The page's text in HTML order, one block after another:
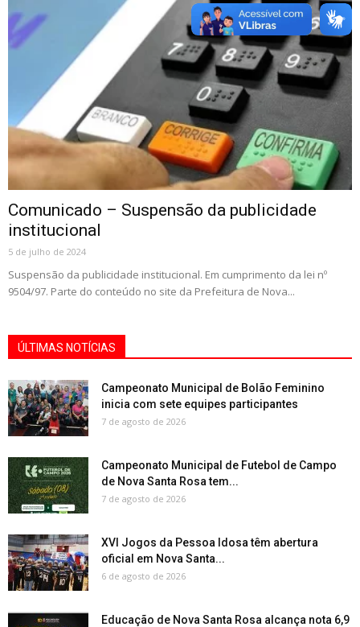
Comunicado – Suspensão da publicidade
institucional
5 de julho de 2024
Suspensão da publicidade institucional. Em cumprimento da lei nº
9504/97. Parte do conteúdo no site da Prefeitura de Nova...
ÚLTIMAS NOTÍCIAS
Campeonato Municipal de Bolão Feminino
inicia com sete equipes participantes
7 de agosto de 2026
Campeonato Municipal de Futebol de Campo
de Nova Santa Rosa tem...
7 de agosto de 2026
XVI Jogos da Pessoa Idosa têm abertura
oficial em Nova Santa...
6 de agosto de 2026
Educação de Nova Santa Rosa alcança nota 6,9